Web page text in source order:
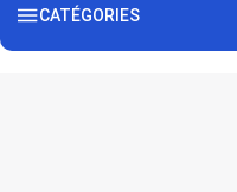
CATÉGORIES